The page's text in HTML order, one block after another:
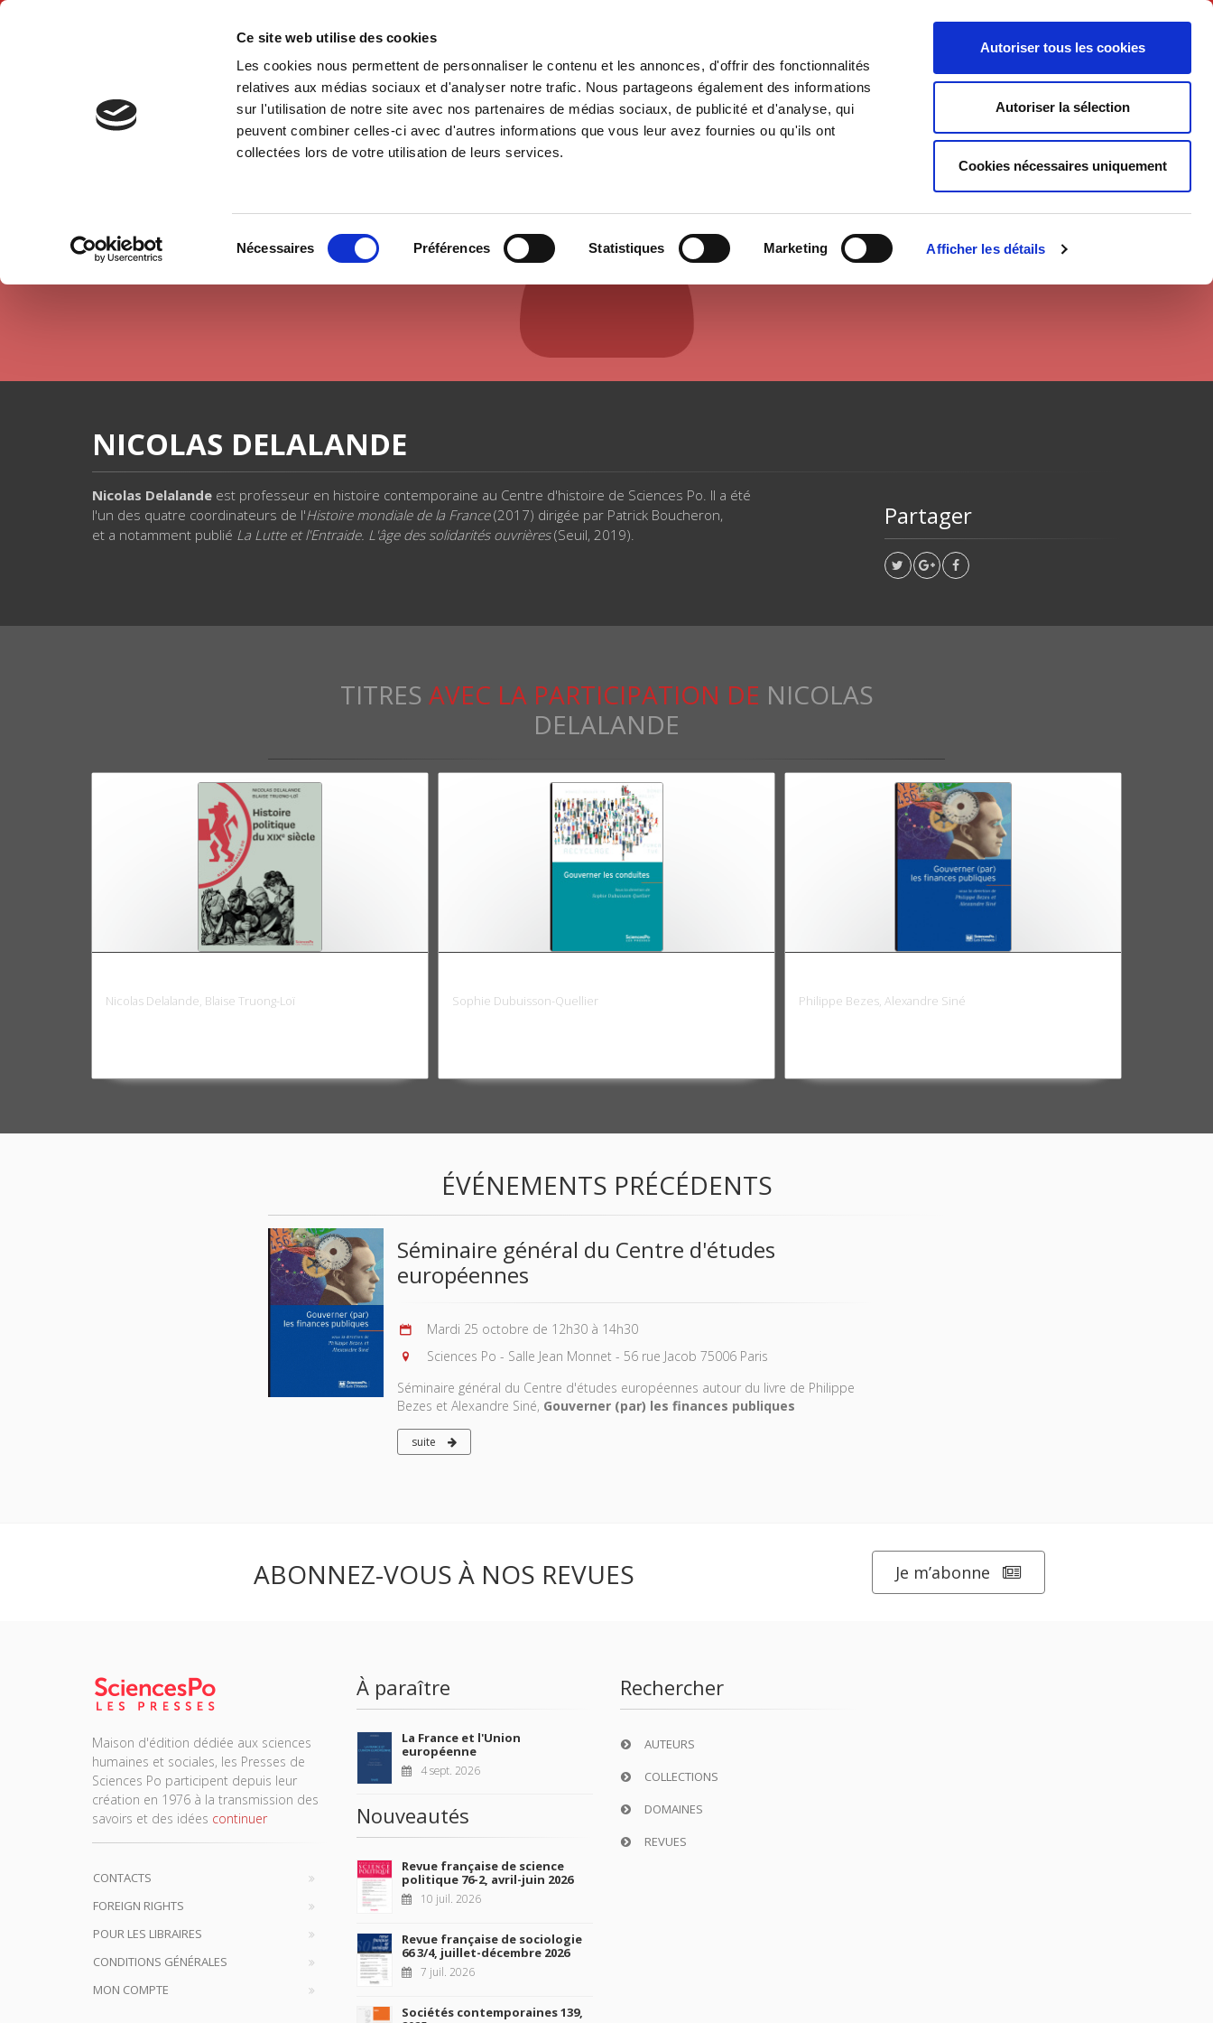
Ce site web utilise des cookies
Les cookies nous permettent de personnaliser le contenu et les annonces, d'offrir des fonctionnalités
relatives aux médias sociaux et d'analyser notre trafic. Nous partageons également des informations
sur l'utilisation de notre site avec nos partenaires de médias sociaux, de publicité et d'analyse, qui
peuvent combiner celles-ci avec d'autres informations que vous leur avez fournies ou qu'ils ont
collectées lors de votre utilisation de leurs services.
Nécessaires Préférences Statistiques Marketing Afficher les détails
Autoriser tous les cookies
Autoriser la sélection
Cookies nécessaires uniquement
Français
Accueil Environnement Histoire International Politique Société
Accueil Nicolas Delalande
AUTEURS ET CONTRIBUTEURS
NICOLAS DELALANDE
Nicolas Delalande est professeur en histoire contemporaine au Centre d'histoire de Sciences Po. Il a été
l'un des quatre coordinateurs de l'Histoire mondiale de la France(2017) dirigée par Patrick Boucheron,
et a notamment publié La Lutte et l'Entraide. L'âge des solidarités ouvrières(Seuil, 2019).
Partager
TITRES AVEC LA PARTICIPATION DE NICOLAS
DELALANDE
Nicolas Delalande, Blaise Truong-Loï Sophie Dubuisson-Quellier Philippe Bezes, Alexandre Siné
ÉVÉNEMENTS PRÉCÉDENTS
Séminaire général du Centre d'études
européennes
Mardi 25 octobre de 12h30 à 14h30
Sciences Po - Salle Jean Monnet - 56 rue Jacob 75006 Paris
Séminaire général du Centre d'études européennes autour du livre de Philippe
Bezes et Alexandre Siné, Gouverner (par) les finances publiques
suite
ABONNEZ-VOUS À NOS REVUES Je m’abonne
Maison d'édition dédiée aux sciences
humaines et sociales, les Presses de
Sciences Po participent depuis leur
création en 1976 à la transmission des
savoirs et des idées continuer
CONTACTS
FOREIGN RIGHTS
POUR LES LIBRAIRES
CONDITIONS GÉNÉRALES
MON COMPTE
À paraître
La France et l'Union
européenne
4 sept. 2026
Nouveautés
Revue française de science
politique 76-2, avril-juin 2026
10 juil. 2026
Revue française de sociologie
66 3/4, juillet-décembre 2026
7 juil. 2026
Sociétés contemporaines 139,
Rechercher
AUTEURS
COLLECTIONS
DOMAINES
REVUES